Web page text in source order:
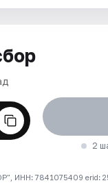
2
7841075409 erid: